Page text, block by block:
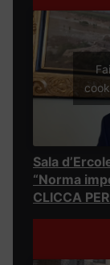
Sala
“Norma
CLICCA